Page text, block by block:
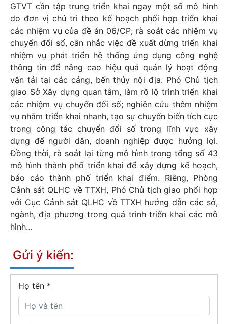
GTVT cần tập trung triển khai ngay một số mô hình
do đơn vị chủ trì theo kế hoạch phối hợp triển khai
các nhiệm vụ của đề án 06/CP; rà soát các nhiệm vụ
chuyển đổi số, cân nhắc việc đề xuất dừng triển khai
nhiệm vụ phát triển hệ thống ứng dụng công nghệ
thông tin để nâng cao hiệu quả quản lý hoạt động
vận tải tại các cảng, bến thủy nội địa. Phó Chủ tịch
giao Sở Xây dựng quan tâm, làm rõ lộ trình triển khai
các nhiệm vụ chuyển đổi số; nghiên cứu thêm nhiệm
vụ nhằm triển khai nhanh, tạo sự chuyển biến tích cực
trong công tác chuyển đổi số trong lĩnh vực xây
dựng để người dân, doanh nghiệp được hưởng lợi.
Đồng thời, rà soát lại từng mô hình trong tổng số 43
mô hình thành phố triển khai để xây dựng kế hoạch,
báo cáo thành phố triển khai điểm. Riêng, Phòng
Cảnh sát QLHC về TTXH, Phó Chủ tịch giao phối hợp
với Cục Cảnh sát QLHC về TTXH hướng dẫn các sở,
ngành, địa phương trong quá trình triển khai các mô
hình…
Gửi ý kiến:
Họ tên *